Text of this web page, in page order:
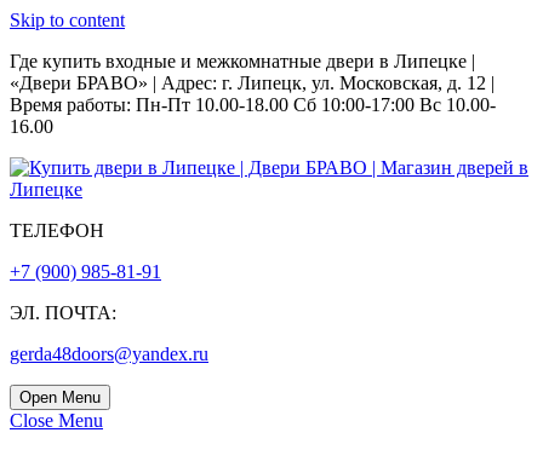
Skip to content
Где купить входные и межкомнатные двери в Липецке |
«Двери БРАВО» | Адрес: г. Липецк, ул. Московская, д. 12 |
Время работы: Пн-Пт 10.00-18.00 Сб 10:00-17:00 Вс 10.00-
16.00
ТЕЛЕФОН
+7 (900) 985-81-91
ЭЛ. ПОЧТА:
gerda48doors@yandex.ru
Open Menu
Close Menu